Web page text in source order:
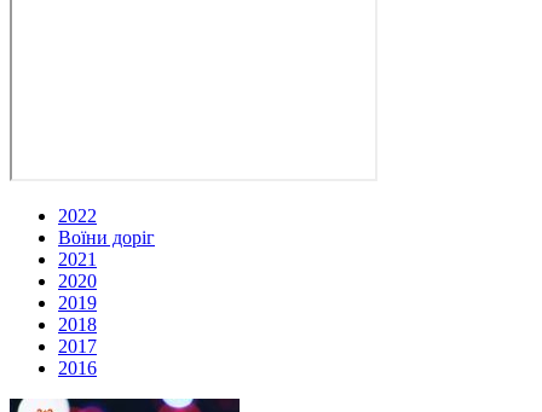
2022
Воїни доріг
2021
2020
2019
2018
2017
2016